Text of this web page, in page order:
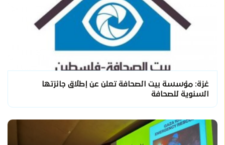
غزة: مؤسسة بيت الصحافة تعلن عن إطلاق جائزتها
السنوية للصحافة